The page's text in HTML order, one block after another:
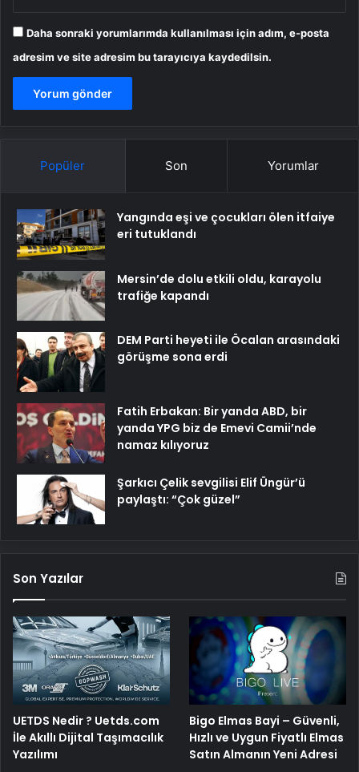
Daha sonraki yorumlarımda kullanılması için adım, e-posta
adresim ve site adresim bu tarayıcıya kaydedilsin.
Popüler Son Yorumlar
Yangında eşi ve çocukları ölen itfaiye
eri tutuklandı
Mersin’de dolu etkili oldu, karayolu
trafiğe kapandı
DEM Parti heyeti ile Öcalan arasındaki
görüşme sona erdi
Fatih Erbakan: Bir yanda ABD, bir
yanda YPG biz de Emevi Camii’nde
namaz kılıyoruz
Şarkıcı Çelik sevgilisi Elif Üngür’ü
paylaştı: “Çok güzel”
Son Yazılar
UETDS Nedir ? Uetds.com
İle Akıllı Dijital Taşımacılık
Yazılımı
Bigo Elmas Bayi – Güvenli,
Hızlı ve Uygun Fiyatlı Elmas
Satın Almanın Yeni Adresi